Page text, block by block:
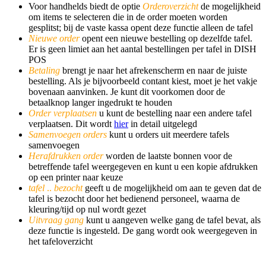
Voor handhelds biedt de optie Orderoverzichtde mogelijkheid
om items te selecteren die in de order moeten worden
gesplitst; bij de vaste kassa opent deze functie alleen de tafel
Nieuwe orderopent een nieuwe bestelling op dezelfde tafel.
Er is geen limiet aan het aantal bestellingen per tafel in DISH
POS
Betaling brengt je naar het afrekenscherm en naar de juiste
bestelling. Als je bijvoorbeeld contant kiest, moet je het vakje
bovenaan aanvinken. Je kunt dit voorkomen door de
betaalknop langer ingedrukt te houden
Order verplaatsen u kunt de bestelling naar een andere tafel
verplaatsen. Dit wordt hierin detail uitgelegd
Samenvoegen orders kunt u orders uit meerdere tafels
samenvoegen
Herafdrukken orderworden de laatste bonnen voor de
betreffende tafel weergegeven en kunt u een kopie afdrukken
op een printer naar keuze
tafel .. bezochtgeeft u de mogelijkheid om aan te geven dat de
tafel is bezocht door het bedienend personeel, waarna de
kleuring/tijd op nul wordt gezet
Uitvraag gang kunt u aangeven welke gang de tafel bevat, als
deze functie is ingesteld. De gang wordt ook weergegeven in
het tafeloverzicht